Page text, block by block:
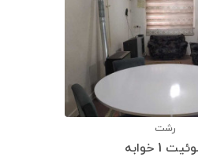
رشت
1 خوابه